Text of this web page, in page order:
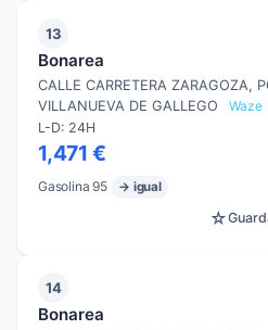
13
Bonarea
CALLE CARRETERA ZARAGOZA,
VILLANUEVA DE GALLEGO
Waze
L-D: 24H
1,471 €
Gasolina 95 → igual
☆
14
Bonarea